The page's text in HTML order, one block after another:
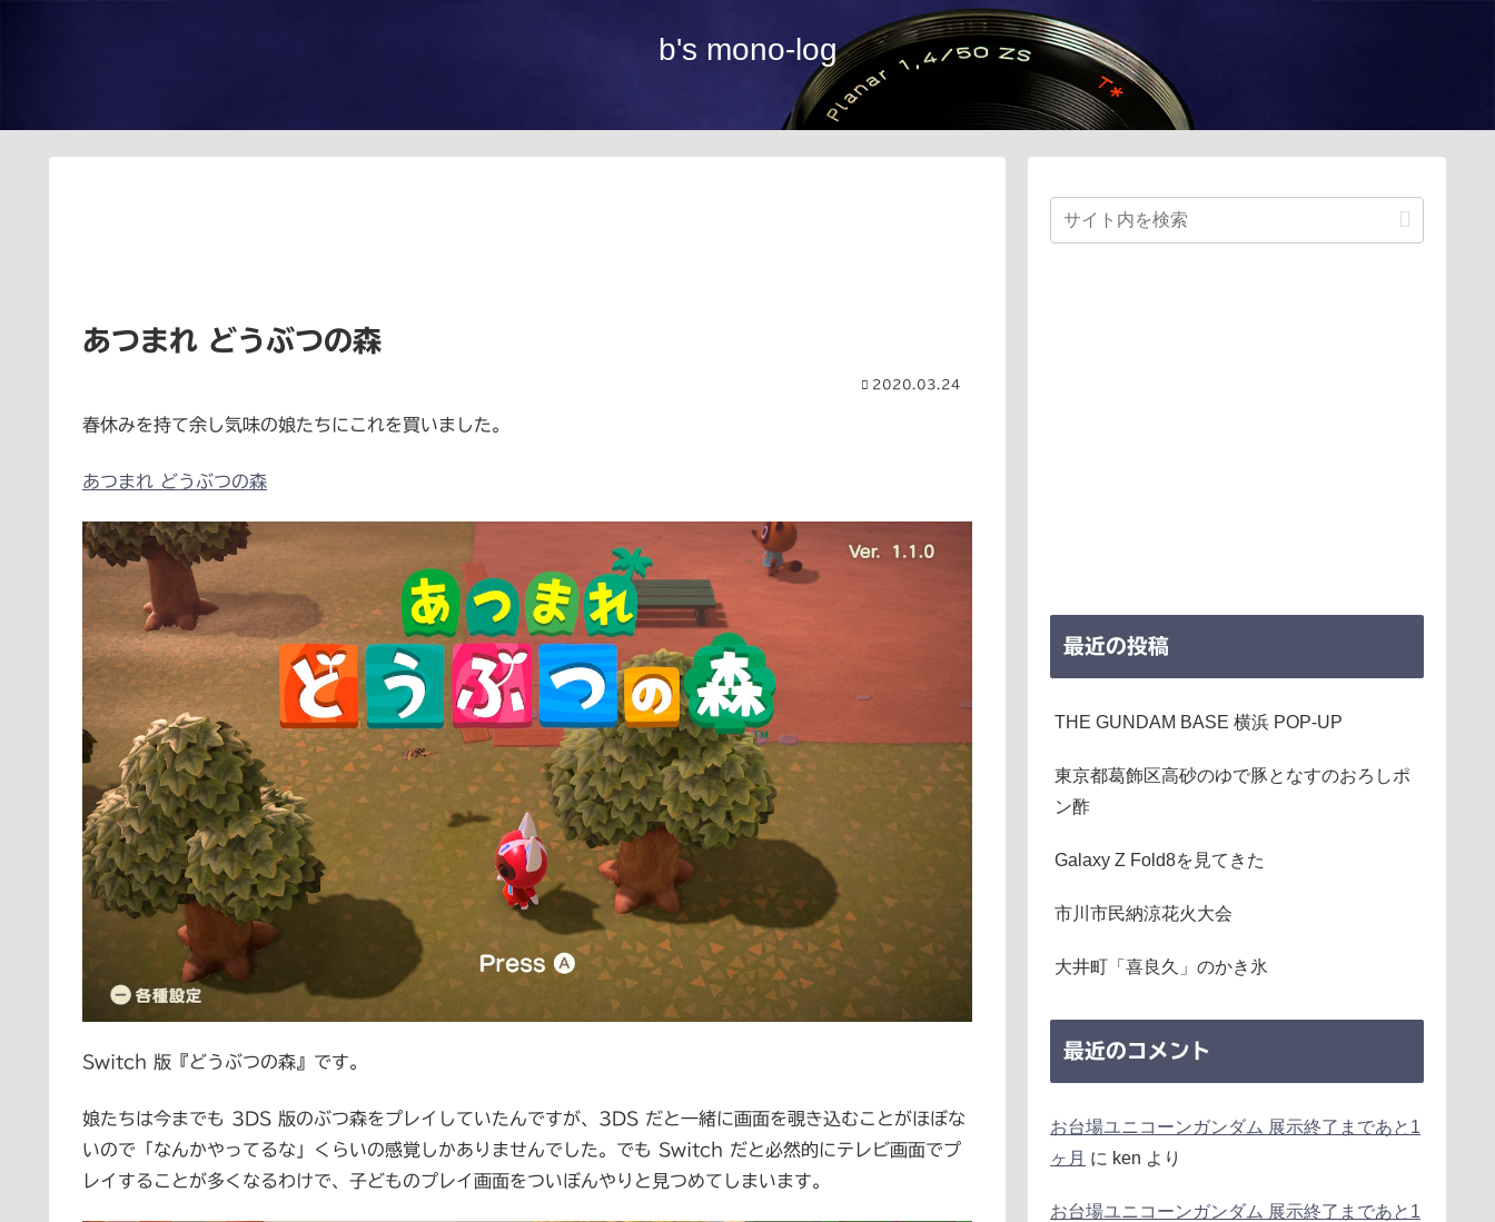
b's mono-log
あつまれ どうぶつの森
2020.03.24
春休みを持て余し気味の娘たちにこれを買いました。
あつまれ どうぶつの森
Switch 版『どうぶつの森』です。
娘たちは今までも 3DS 版のぶつ森をプレイしていたんですが、3DS だと一緒に画面を覗き込むことがほぼな
いので「なんかやってるな」くらいの感覚しかありませんでした。でも Switch だと必然的にテレビ画面でプ
レイすることが多くなるわけで、子どものプレイ画面をついぼんやりと見つめてしまいます。
最近の投稿
THE GUNDAM BASE 横浜 POP-UP
東京都葛飾区高砂のゆで豚となすのおろしポ
ン酢
Galaxy Z Fold8を見てきた
市川市民納涼花火大会
大井町「喜良久」のかき氷
最近のコメント
お台場ユニコーンガンダム 展示終了まであと1
ヶ月 に ken より
お台場ユニコーンガンダム 展示終了まであと1